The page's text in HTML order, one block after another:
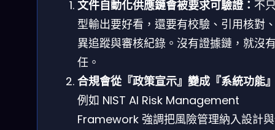
文件自動化供應鏈會被要求可驗證： 不
型輸出要好看，還要有校驗、引用核對
異追蹤與審核紀錄。沒有證據鏈，就沒
任。
合規會從『政策宣示』變成『系統功能
例如 NIST AI Risk Management
Framework 強調把風險管理納入設計